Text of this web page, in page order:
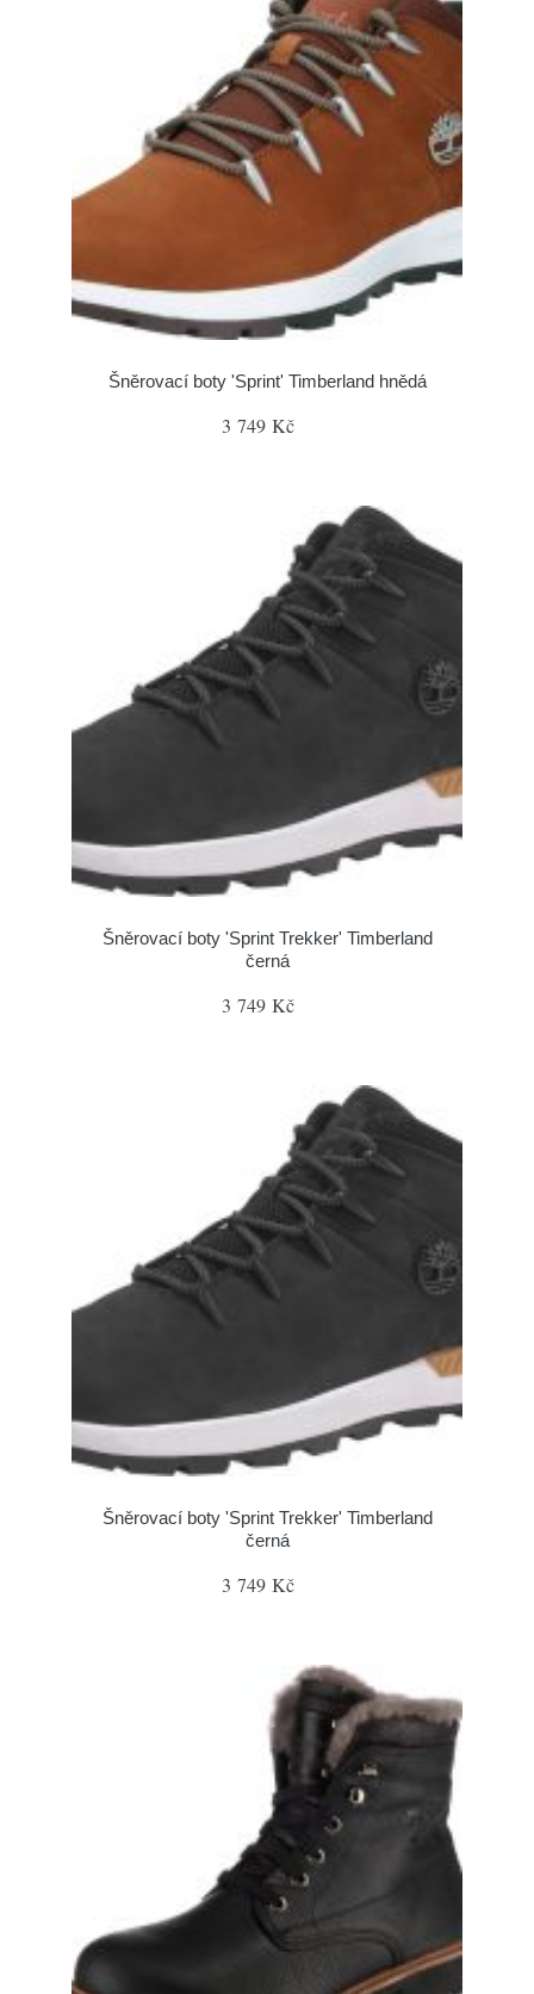
Šněrovací boty 'Sprint' Timberland hnědá
3 749 Kč
Šněrovací boty 'Sprint Trekker' Timberland
černá
3 749 Kč
Šněrovací boty 'Sprint Trekker' Timberland
černá
3 749 Kč